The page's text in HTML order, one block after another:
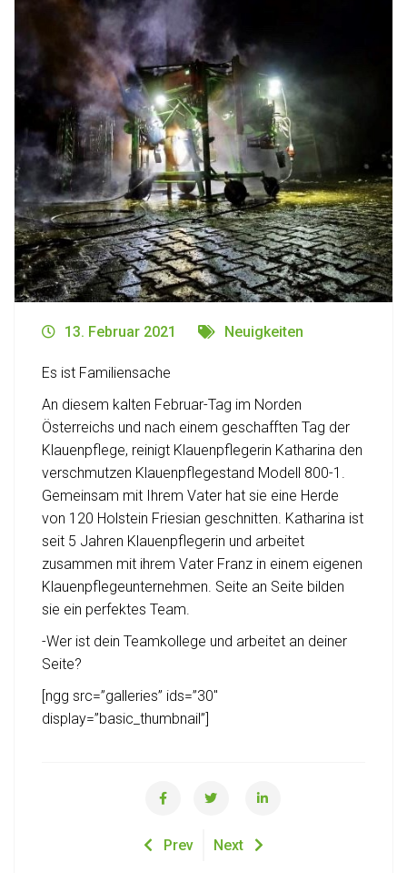
13. Februar 2021 Neuigkeiten
Es ist Familiensache
An diesem kalten Februar-Tag im Norden
Österreichs und nach einem geschafften Tag der
Klauenpflege, reinigt Klauenpflegerin Katharina den
verschmutzen Klauenpflegestand Modell 800-1.
Gemeinsam mit Ihrem Vater hat sie eine Herde
von 120 Holstein Friesian geschnitten. Katharina ist
seit 5 Jahren Klauenpflegerin und arbeitet
zusammen mit ihrem Vater Franz in einem eigenen
Klauenpflegeunternehmen. Seite an Seite bilden
sie ein perfektes Team.
-Wer ist dein Teamkollege und arbeitet an deiner
Seite?
[ngg src=”galleries” ids=”30″
display=”basic_thumbnail”]
Prev Next